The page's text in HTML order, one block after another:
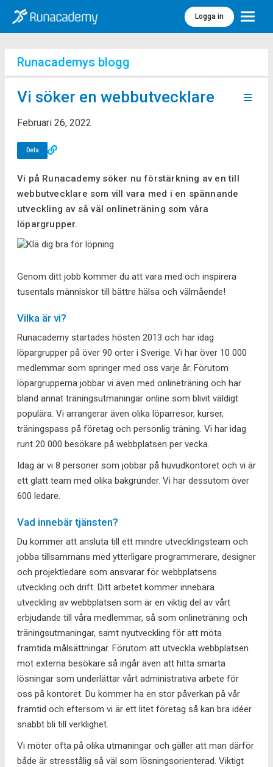
Logga in Meny
Runacademys blogg
Vi söker en webbutvecklare
Februari 26, 2022
Dela
Vi på Runacademy söker nu förstärkning av en till
webbutvecklare som vill vara med i en spännande
utveckling av så väl onlineträning som våra
löpargrupper.
Genom ditt jobb kommer du att vara med och inspirera
tusentals människor till bättre hälsa och välmående!
Vilka är vi?
Runacademy startades hösten 2013 och har idag
löpargrupper på över 90 orter i Sverige. Vi har över 10 000
medlemmar som springer med oss varje år. Förutom
löpargrupperna jobbar vi även med onlineträning och har
bland annat träningsutmaningar online som blivit väldigt
populära. Vi arrangerar även olika löparresor, kurser,
träningspass på företag och personlig träning. Vi har idag
runt 20 000 besökare på webbplatsen per vecka.
Idag är vi 8 personer som jobbar på huvudkontoret och vi är
ett glatt team med olika bakgrunder. Vi har dessutom över
600 ledare.
Vad innebär tjänsten?
Du kommer att ansluta till ett mindre utvecklingsteam och
jobba tillsammans med ytterligare programmerare, designer
och projektledare som ansvarar för webbplatsens
utveckling och drift. Ditt arbetet kommer innebära
utveckling av webbplatsen som är en viktig del av vårt
erbjudande till våra medlemmar, så som onlineträning och
träningsutmaningar, samt nyutveckling för att möta
framtida målsättningar. Förutom att utveckla webbplatsen
mot externa besökare så ingår även att hitta smarta
lösningar som underlättar vårt administrativa arbete för
oss på kontoret. Du kommer ha en stor påverkan på vår
framtid och eftersom vi är ett litet företag så kan bra idéer
snabbt bli till verklighet.
Vi möter ofta på olika utmaningar och gäller att man därför
både är stresstålig så väl som lösningsorienterad. Viktigt